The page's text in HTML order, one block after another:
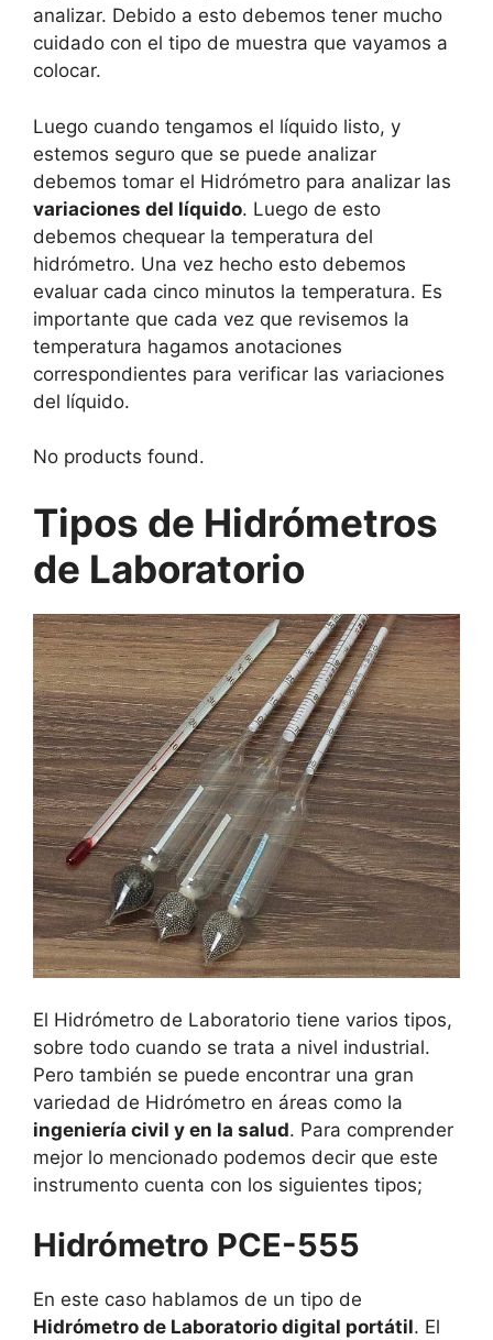
analizar. Debido a esto debemos tener mucho
cuidado con el tipo de muestra que vayamos a
colocar.
Luego cuando tengamos el líquido listo, y
estemos seguro que se puede analizar
debemos tomar el Hidrómetro para analizar las
variaciones del líquido. Luego de esto
debemos chequear la temperatura del
hidrómetro. Una vez hecho esto debemos
evaluar cada cinco minutos la temperatura. Es
importante que cada vez que revisemos la
temperatura hagamos anotaciones
correspondientes para verificar las variaciones
del líquido.
No products found.
Tipos de Hidrómetros
de Laboratorio
El Hidrómetro de Laboratorio tiene varios tipos,
sobre todo cuando se trata a nivel industrial.
Pero también se puede encontrar una gran
variedad de Hidrómetro en áreas como la
ingeniería civil y en la salud. Para comprender
mejor lo mencionado podemos decir que este
instrumento cuenta con los siguientes tipos;
Hidrómetro PCE-555
En este caso hablamos de un tipo de
Hidrómetro de Laboratorio digital portátil. El